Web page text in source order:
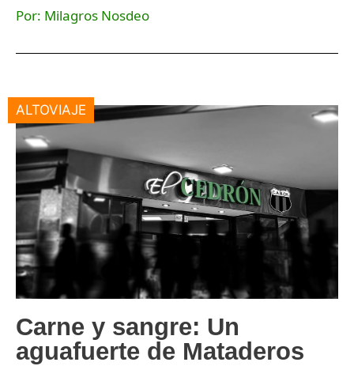
Por: Milagros Nosdeo
ALTOVIAJE
Carne y sangre: Un
aguafuerte de Mataderos